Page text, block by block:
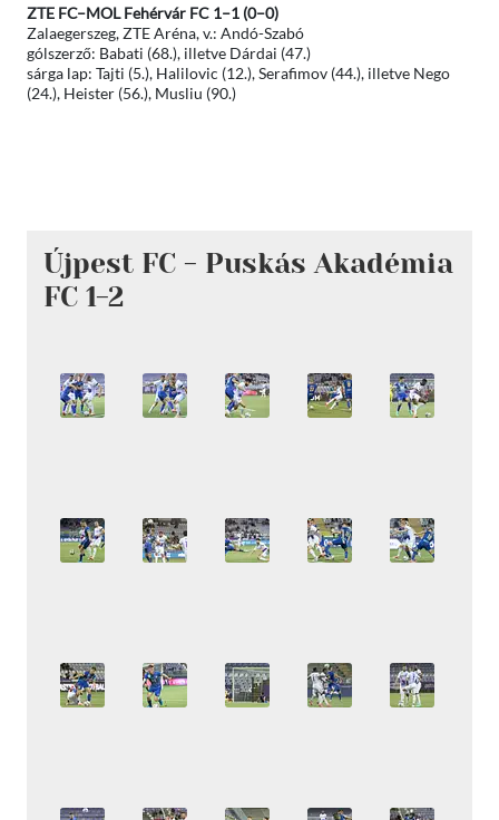
ZTE FC–MOL Fehérvár FC 1–1 (0–0)
Zalaegerszeg, ZTE Aréna, v.: Andó-Szabó
gólszerző: Babati (68.), illetve Dárdai (47.)
sárga lap: Tajti (5.), Halilovic (12.), Serafimov (44.), illetve Nego
(24.), Heister (56.), Musliu (90.)
Újpest FC - Puskás Akadémia
FC 1-2